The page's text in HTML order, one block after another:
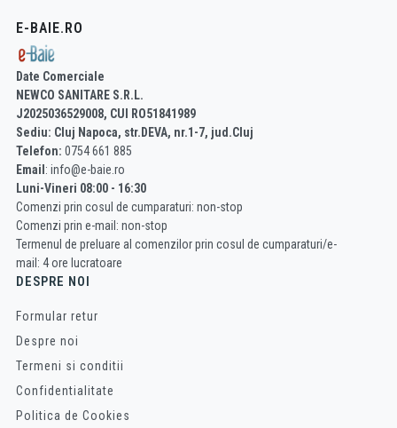
E-BAIE.RO
Date Comerciale
NEWCO SANITARE S.R.L.
J2025036529008, CUI RO51841989
Sediu: Cluj Napoca, str.DEVA, nr.1-7, jud.Cluj
Telefon: 0754 661 885
Email : info@e-baie.ro
Luni-Vineri 08:00 - 16:30
Comenzi prin cosul de cumparaturi: non-stop
Comenzi prin e-mail: non-stop
Termenul de preluare al comenzilor prin cosul de cumparaturi/e-
mail: 4 ore lucratoare
DESPRE NOI
Formular retur
Despre noi
Termeni si conditii
Confidentialitate
Politica de Cookies